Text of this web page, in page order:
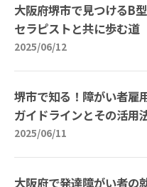
大阪府堺市で見つけるB
セラピストと共に歩む道
2025/06/12
堺市で知る！障がい者雇
ガイドラインとその活用
2025/06/11
大阪府で発達障がい者の